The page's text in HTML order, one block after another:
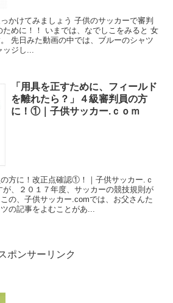
かけてみましょう 子供のサッカーで審判
ために！！ いまでは、なでしこをみると 女
先日みた動画の中では、ブルーのシャツ
ジし...
「用具を正すために、フィールド
を離れたら？」４級審判員の方
に！①｜子供サッカー.ｃｏｍ
方に！改正点確認①！｜子供サッカー.ｃ
が、２０１７年度、サッカーの競技規則が
の、子供サッカー.comでは、お父さんた
の記事をよむことがあ...
ポンサーリンク